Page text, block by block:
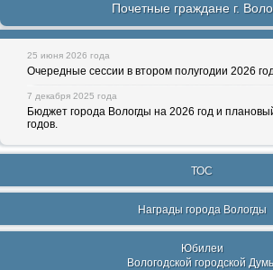
Почетные граждане г.
25 июня 2026 года
Очередные сессии в втором полугодии 2026
7 декабря 2025 года
Бюджет города Вологды на 2026 год и
годов.
ТОС
Награды города Вологды
Юбилеи
Вологодской городской